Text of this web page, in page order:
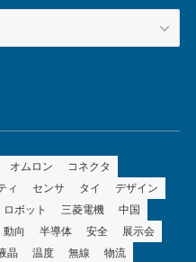
オムロン
コネクタ
ィ センサ タイ
デザイン
ロボット 三菱電機
中国
動向 半導体 安全
展示会
晶 温度 無線 物流